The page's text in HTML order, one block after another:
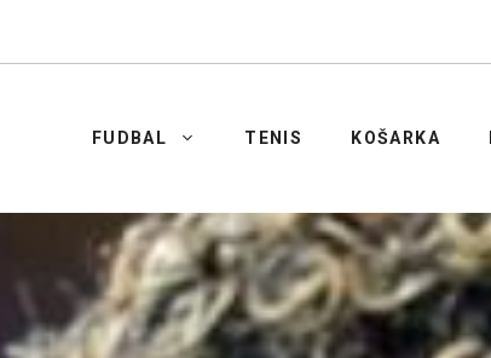
FUDBAL TENIS KOŠARKA